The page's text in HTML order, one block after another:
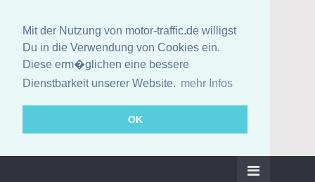
Mit der Nutzung von motor-traffic.de willigst
Du in die Verwendung von Cookies ein.
Diese erm�glichen eine bessere
Dienstbarkeit unserer Website. mehr Infos
OK